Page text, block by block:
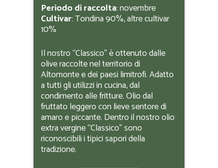
Periodo di raccolta: novembre
Cultivar: Tondina 90%, altre cultivar
10%
Il nostro “Classico” è ottenuto dalle
olive raccolte nel territorio di
Altomonte e dei paesi limitrofi. Adatto
a tutti gli utilizzi in cucina, dal
condimento alle fritture. Olio dal
fruttato leggero con lieve sentore di
amaro e piccante. Dentro il nostro olio
extra vergine “Classico” sono
riconoscibili i tipici sapori della
tradizione.